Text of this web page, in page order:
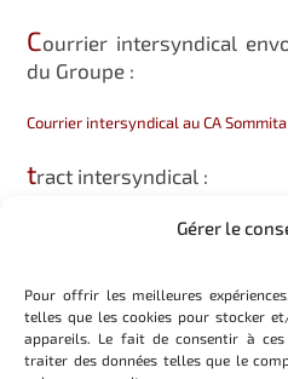
Gérer le
Pour offrir les meilleures
telles que les cookies pour stocker
appareils. Le fait de consentir à
traiter des données telles que le
Courrier intersyndical
du Groupe :
Courrier intersyndical au CA
tract intersyndical :
TRACT NAO